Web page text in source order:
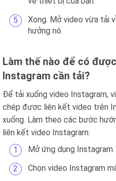
Xong. Mở video vừa tải
hưởng nó.
Làm thế nào để có
Instagram cần tải?
Để tải xuống video Instagram,
chép được liên kết video trên
xuống. Làm theo các bước
liên kết video Instagram:
Mở ứng dụng Instagram.
Chọn video Instagram